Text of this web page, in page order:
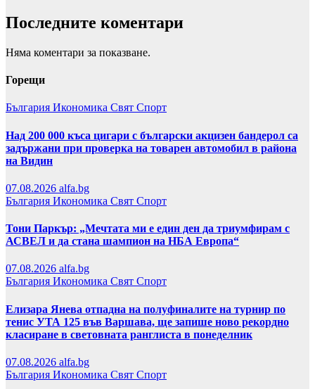
Последните коментари
Няма коментари за показване.
Горещи
България Икономика Свят Спорт
Над 200 000 къса цигари с български акцизен бандерол са
задържани при проверка на товарен автомобил в района
на Видин
07.08.2026 alfa.bg
България Икономика Свят Спорт
Тони Паркър: „Мечтата ми е един ден да триумфирам с
АСВЕЛ и да стана шампион на НБА Европа“
07.08.2026 alfa.bg
България Икономика Свят Спорт
Елизара Янева отпадна на полуфиналите на турнир по
тенис УТА 125 във Варшава, ще запише ново рекордно
класиране в световната ранглиста в понеделник
07.08.2026 alfa.bg
България Икономика Свят Спорт